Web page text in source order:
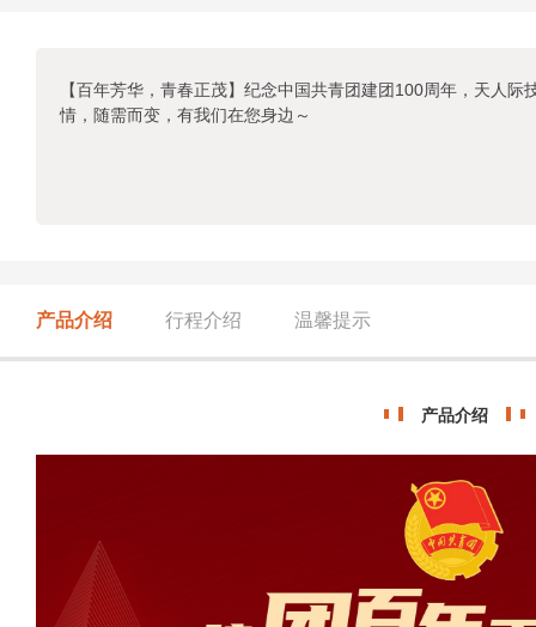
【百年芳华，青春正茂】纪念中国共青团建团100周年，天人
情，随需而变，有我们在您身边～
产品介绍 行程介绍 温馨提示
产品介绍